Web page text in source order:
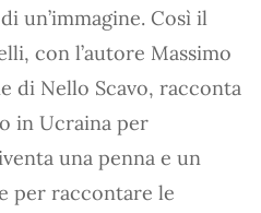
un’immagine. Così il
con l’autore Massimo
di Nello Scavo, racconta
in Ucraina per
una penna e un
per raccontare le